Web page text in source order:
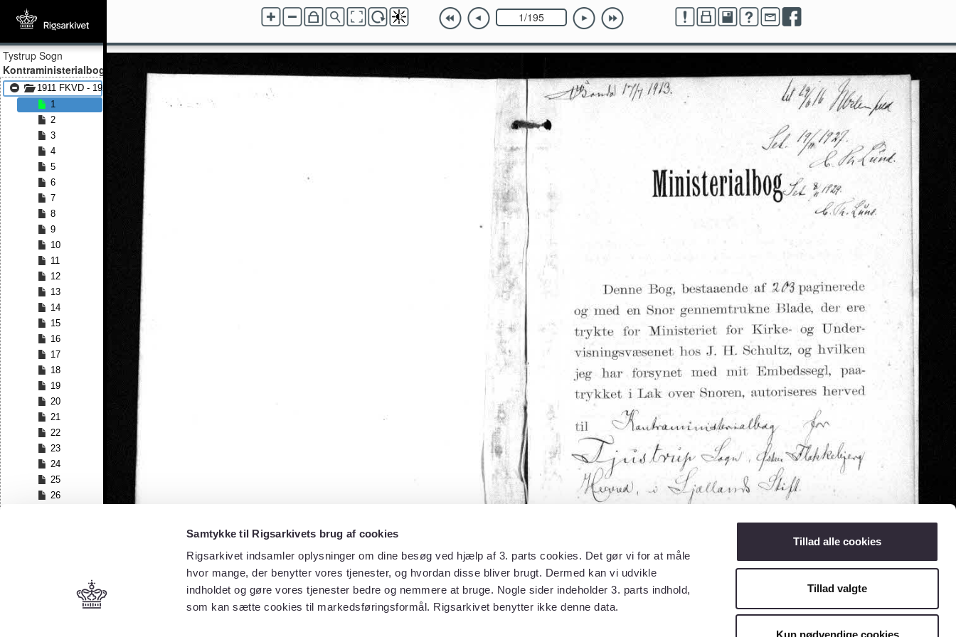
Samtykke til Rigsarkivets brug af cookies
Rigsarkivet indsamler oplysninger om dine besøg ved hjælp af 3. parts cookies. Det gør vi for at måle
hvor mange, der benytter vores tjenester, og hvordan disse bliver brugt. Dermed kan vi udvikle
indholdet og gøre vores tjenester bedre og nemmere at bruge. Nogle sider indeholder 3. parts indhold,
som kan sætte cookies til markedsføringsformål. Rigsarkivet benytter ikke denne data.
Tillad alle cookies
Tillad valgte
Kun nødvendige cookies
Tystrup Sogn
Kontraministerialbog
1911 FKVD - 1929 FKVD
1
2
3
4
5
6
7
8
9
10
11
12
13
14
15
16
17
18
19
20
21
22
23
24
25
26